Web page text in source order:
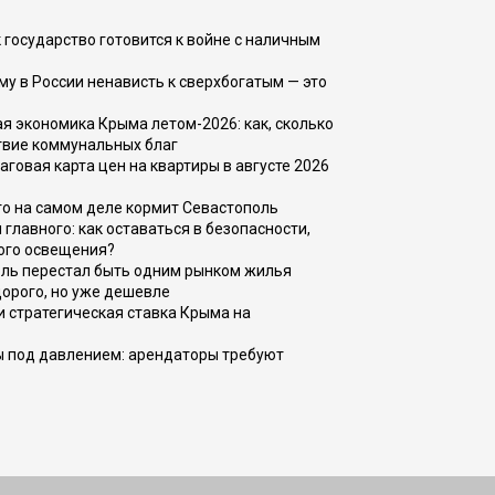
готовится к войне с наличным
в России ненависть к сверхбогатым — это
экономика Крыма летом-2026: как, сколько
коммунальных благ
карта цен на квартиры в августе 2026
на самом деле кормит Севастополь
как оставаться в безопасности,
освещения?
перестал быть одним рынком жилья
но уже дешевле
ставка Крыма на
под давлением: арендаторы требуют